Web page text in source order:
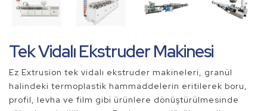
Tek Vidalı Ekstruder Makinesi
Ez Extrusion tek vidalı ekstruder makineleri, granül
halindeki termoplastik hammaddelerin eritilerek boru,
profil, levha ve film gibi ürünlere dönüştürülmesinde